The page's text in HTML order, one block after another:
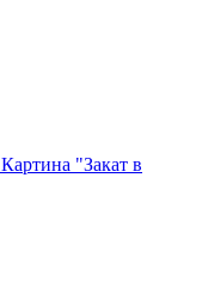
Картина "Закат в